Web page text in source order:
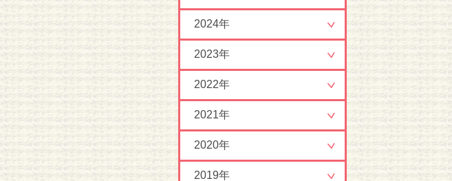
2024年
2023年
2022年
2021年
2020年
2019年